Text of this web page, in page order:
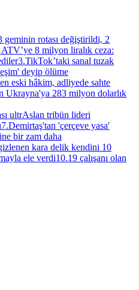
rotası değiştirildi, 2
8 milyon liralık ceza:
3.TikTok’taki sanal tuzak
deyip ölüme
eski hâkim, adliyede sahte
Ukrayna'ya 283 milyon dolarlık
ultrAslan tribün lideri
7.Demirtaş'tan 'çerçeve yasa'
bir zam daha
kara delik kendini 10
ele verdi10.19 çalışanı olan